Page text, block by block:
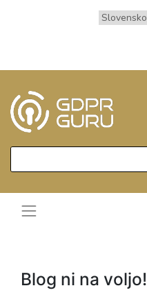
Blog ni na voljo!